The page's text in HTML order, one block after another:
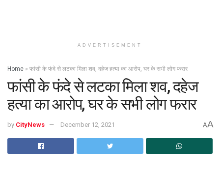
ADVERTISEMENT
Home » फांसी के फंदे से लटका मिला शव, दहेज हत्या का आरोप, घर के सभी लोग फरार
फांसी के फंदे से लटका मिला शव, दहेज
हत्या का आरोप, घर के सभी लोग फरार
by CityNews December 12, 2021 AA